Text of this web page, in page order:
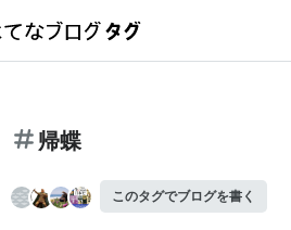
帰蝶
このタグでブログを書く